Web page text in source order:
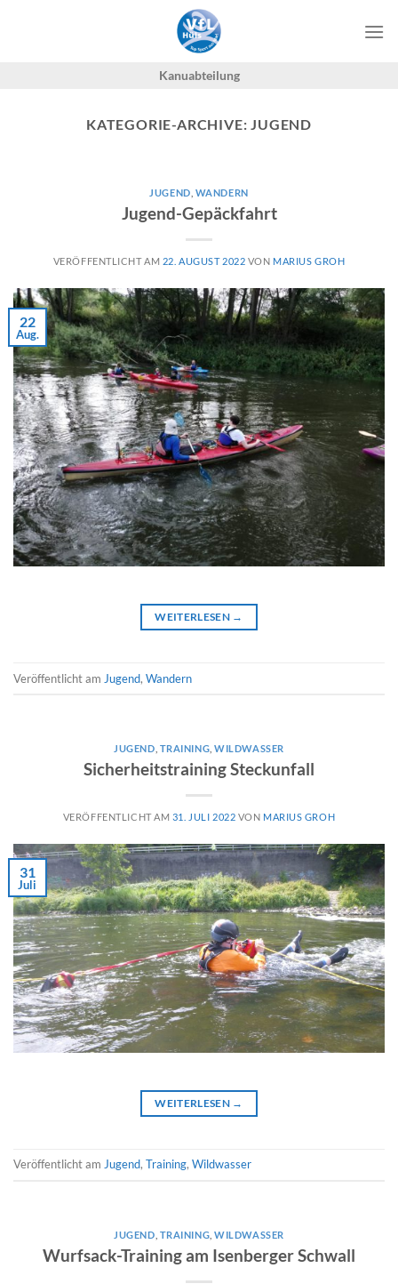
Kanuabteilung
KATEGORIE-ARCHIVE:JUGEND
JUGEND WANDERN
Jugend-Gepäckfahrt
VERÖFFENTLICHT AM 22. AUGUST 2022 VON MARIUS GROH
22
Aug.
WEITERLESEN →
Veröffentlicht am Jugend, Wandern
JUGEND TRAINING ,WILDWASSER
Sicherheitstraining Steckunfall
VERÖFFENTLICHT AM 31. JULI 2022 VON MARIUS GROH
31
Juli
WEITERLESEN →
Veröffentlicht am Jugend, Training, Wildwasser
JUGEND TRAINING ,WILDWASSER
Wurfsack-Training am Isenberger Schwall